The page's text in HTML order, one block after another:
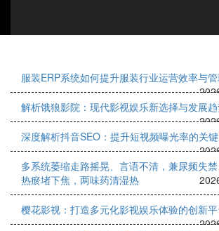
服装ERP系统如何提升服装行业运营效率与
解析饿狼影院：现代影视娱乐新选择与发展
深度解析抖音SEO：提升短视频曝光率的关
多系统萎缩走路摇晃、言语不清，兼尿频失
热瘀堵下焦，两味药清湿热
樱花影视：打造多元化影视娱乐体验的创新